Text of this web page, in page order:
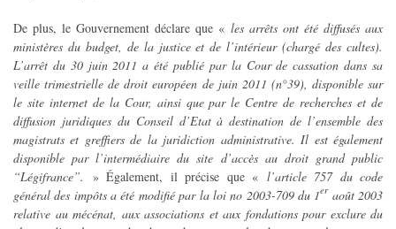
De plus, le Gouvernement déclare que « les arrêts ont été diffusés aux
ministères du budget, de la justice et de l’intérieur (chargé des cultes).
L’arrêt du 30 juin 2011 a été publié par la Cour de cassation dans sa
veille trimestrielle de droit européen de juin 2011 (n°39), disponible sur
le site internet de la Cour, ainsi que par le Centre de recherches et de
diffusion juridiques du Conseil d’Etat à destination de l’ensemble des
magistrats et greffiers de la juridiction administrative. Il est également
disponible par l’intermédiaire du site d’accès au droit grand public
“Légifrance”.
» Également, il précise que « l’article 757 du code
général des impôts a été modifié par la loi no 2003-709 du 1eraoût 2003
relative au mécénat, aux associations et aux fondations pour exclure du